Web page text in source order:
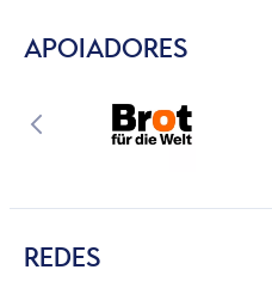
APOIADORES
REDES